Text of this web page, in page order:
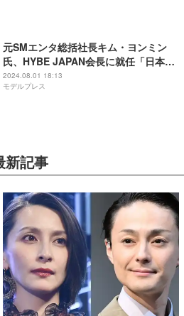
元SMエンタ総括社長キム・ヨンミン
氏、HYBE JAPAN会長に就任「日本最
高のエンターテインメント企業へ」
2024.08.01 18:13
モデルプレス
新記事